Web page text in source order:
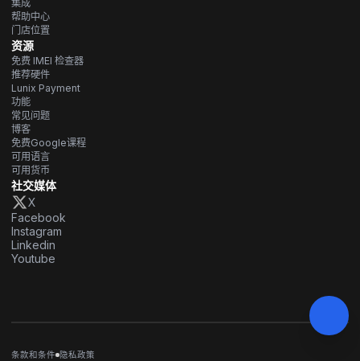
集成
帮助中心
门店位置
资源
免费 IMEI 检查器
推荐硬件
Lunix Payment
功能
常见问题
博客
免费Google课程
可用语言
可用货币
社交媒体
X
Facebook
Instagram
Linkedin
Youtube
条款和条件 隐私政策